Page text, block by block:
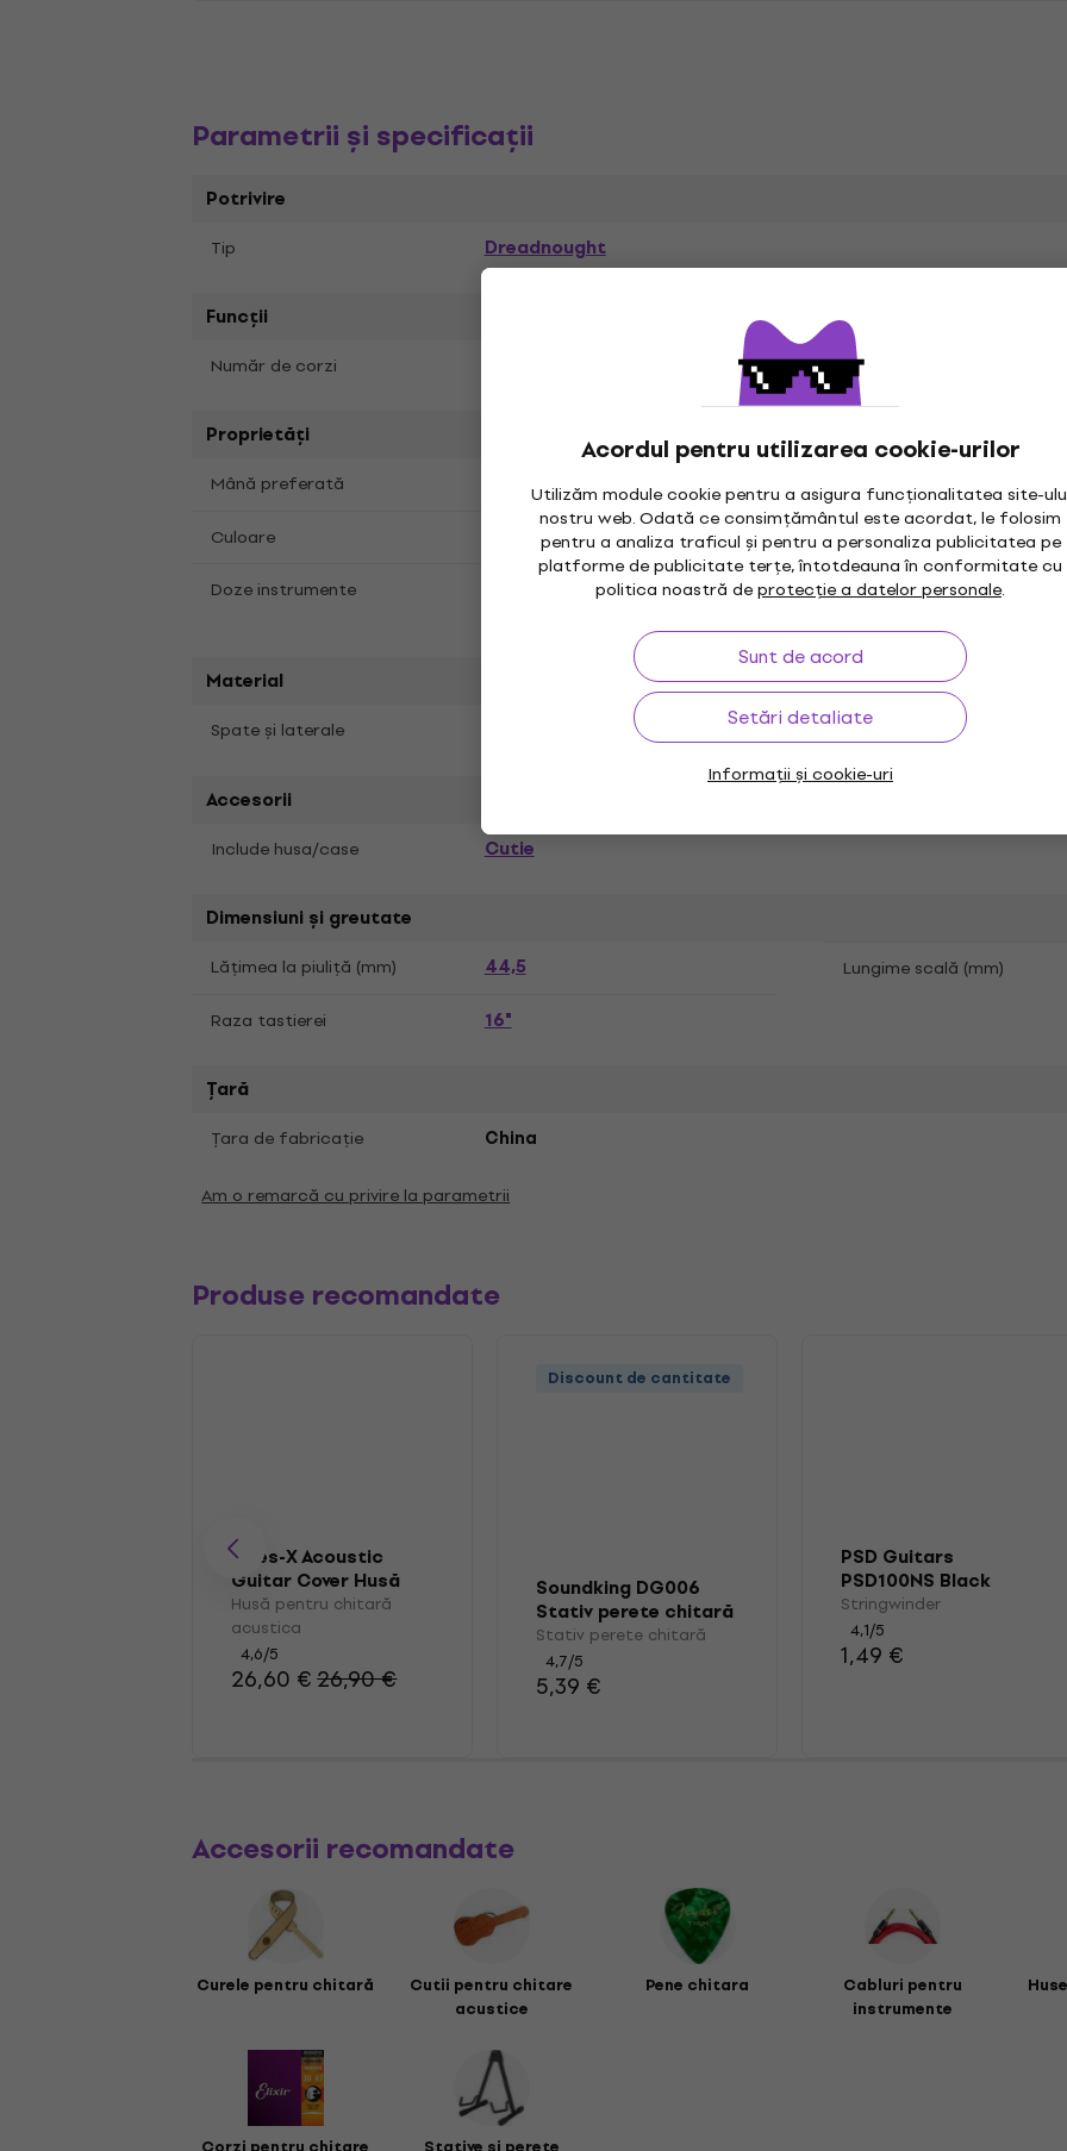
Acordul pentru utilizarea cookie-urilor
Utilizăm module cookie pentru a asigura funcționalitatea site-
nostru web. Odată ce consimțământul este acordat, le folosim
pentru a analiza traficul și pentru a personaliza publicitatea pe
platforme de publicitate terțe, întotdeauna în conformitate cu
politica noastră deprotecție a datelor personale.
Sunt de acord
Setări detaliate
Informații și cookie-uri
Parametrii și specificații
Potrivire
Tip Dreadnought
Funcții
Număr de corzi
Proprietăți
Mână preferată Mâna dreaptă Tăiată (cutaway)
Culoare Număr de taste
Doze instrumente
Culoare conform
Material
Spate și laterale Gat
Accesorii
Include husa/case Cutie
Dimensiuni și greutate
Lățimea la piuliță (mm) 44,5 Lungime scală (mm)
Raza tastierei 16"
Țară
Ţara de fabricaţie China
Am o remarcă cu privire la parametrii
Produse recomandate
Veles-X Acoustic
Guitar Cover Husă
pentru chitară
acustica
Husă pentru chitară
acustica
4,6/5
26,60 €26,90 €
Discount de cantitate
Soundking DG006
Stativ perete chitară
Stativ perete chitară
4,7/5
5,39 €
PSD Guitars
PSD100NS Black
Stringwinder
Stringwinder
4,1/5
1,49 €
Accesorii recomandate
Curele pentru chitară
Cutii pentru chitare
acustice
Pene chitara
Cabluri pentru
instrumente